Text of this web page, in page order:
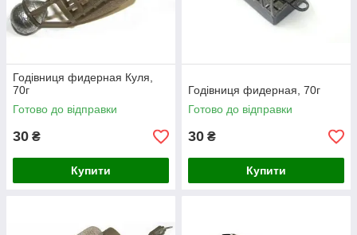
Годівниця фидерная Куля,
70г
Готово до відправки
30 ₴
Купити
Годівниця фидерная, 70г
Готово до відправки
30 ₴
Купити